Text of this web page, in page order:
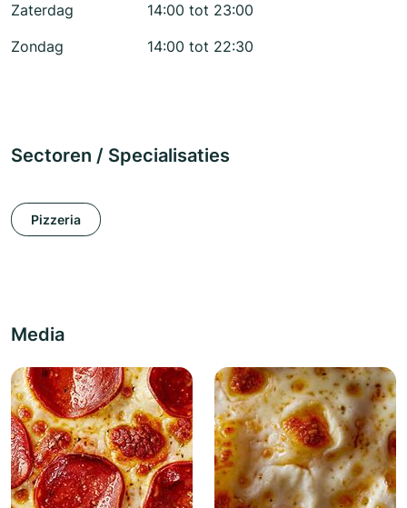
Zaterdag
14:00 tot 23:00
Zondag
14:00 tot 22:30
Sectoren / Specialisaties
Pizzeria
Media